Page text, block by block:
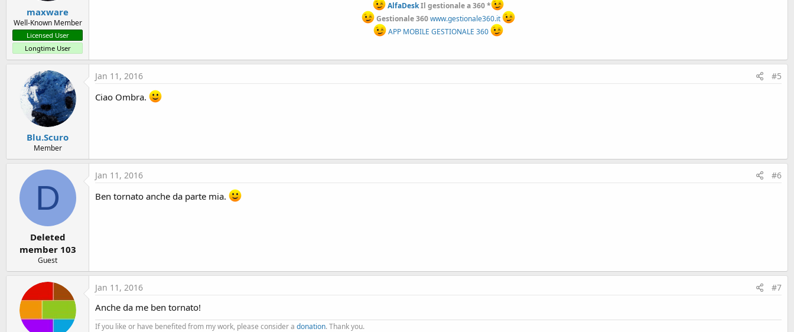
maxware
Well-Known Member
Licensed User
Longtime User
AlfaDeskIl gestionale a 360 *
Gestionale 360www.gestionale360.it
APP MOBILE GESTIONALE 360
Blu.Scuro
Member
Jan 11, 2016 #5
Ciao Ombra.
D
Deleted
member 103
Guest
Jan 11, 2016 #6
Ben tornato anche da parte mia.
Jan 11, 2016 #7
Anche da me ben tornato!
If you like or have benefited from my work, please consider a donation. Thank you.